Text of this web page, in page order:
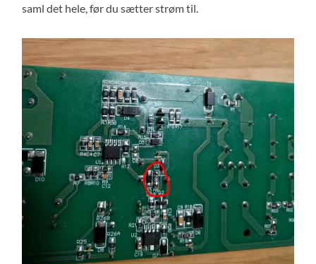
saml det hele, før du sætter strøm til.